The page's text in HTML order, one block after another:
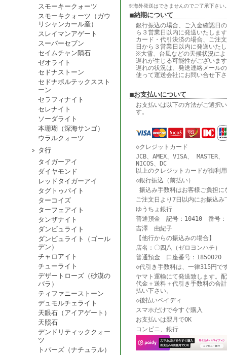
スモーキークォーツ
スモーキクォーツ（ガウ
リシャンカール産）
スレイマンアゲート
スーパーセブン
セイムチャン隕石
ゼオライト
セドナストーン
セドナボルテックススト
ーン
セラフィナイト
セレナイト
ソーダライト
本珊瑚（深海サンゴ）
ウラルクォーツ
タ行
タイガーアイ
ダイヤモンド
レッドタイガーアイ
タグトゥパイト
ターコイズ
ターフェアイト
タンザナイト
ダンビュライト
ダンビュライト（ゴール
デン）
チャロアイト
チューライト
デザートローズ（砂漠の
バラ）
ティファニーストーン
デュモルチェライト
天眼石（アイアゲート）
天照石
デンドリティッククォー
ツ
トパーズ（ナチュラル）
※海外発送はできませんのでご了承下さい
■納期について
銀行振込の場合、ご入金確認日
ら３営業日以内に発送いたしま
カード・代引決済の場合、ご注
日から３営業日以内に発送いた
※大雪、台風などの天候状況に
遅れが生じる可能性がございま
遅れの状況は、発送連絡メール
使って運送会社にお問い合せ下
■お支払いについて
お支払いは以下の方法がご選択
す。
◇クレジットカード
JCB、AMEX、VISA、 MASTER
NICOS、DC
以上のクレジットカードが御利
◇銀行振込（前払い）
振込み手数料はお客様ご負担に
ご注文日より7日以内にお振込み
ゆうちょ銀行
普通預金 記号：10410 番号：
吉澤 由紀子
【他行からの振込みの場合】
店名：〇四八（ゼロヨンハチ）
普通預金 口座番号：1850020
◇代引き手数料は、一律315円で
ヤマト運輸にて発送致します。
代金＋送料＋代引き手数料の合
払い下さい。
◇後払いペイディ
スマホだけで今すぐ購入
お支払いは翌月でOK
コンビニ、銀行